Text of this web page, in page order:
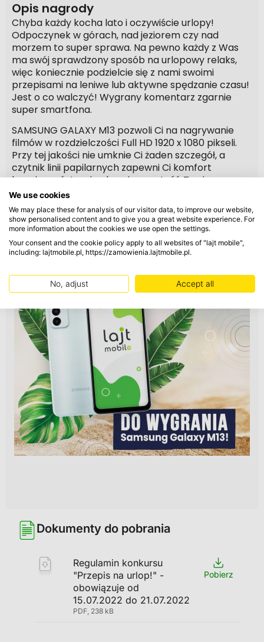
Opis nagrody
Chyba każdy kocha lato i oczywiście urlopy!
Odpoczynek w górach, nad jeziorem czy nad
morzem to super sprawa. Na pewno każdy z Was
ma swój sprawdzony sposób na urlopowy relaks,
więc koniecznie podzielcie się z nami swoimi
przepisami na leniwe lub aktywne spędzanie czasu!
Jest o co walczyć! Wygrany komentarz zgarnie
super smartfona.
SAMSUNG GALAXY M13 pozwoli Ci na nagrywanie
filmów w rozdzielczości Full HD 1920 x 1080 pikseli.
Przy tej jakości nie umknie Ci żaden szczegół, a
czytnik linii papilarnych zapewni Ci komfort
bezpieczeństwa i ochroni zawartość Twojego
Smartfona.
Dokumenty do pobrania
Regulamin konkursu
"Przepis na urlop!" -
obowiązuje od
15.07.2022 do 21.07.2022
PDF, 238 kB
Pobierz
We use cookies
We may place these for analysis of our visitor data, to improve our website,
show personalised content and to give you a great website experience. For
more information about the cookies we use open the settings.
Your consent and the cookie policy apply to all websites of "lajt mobile",
including: lajtmobile.pl, https://zamowienia.lajtmobile.pl.
No, adjust Accept all